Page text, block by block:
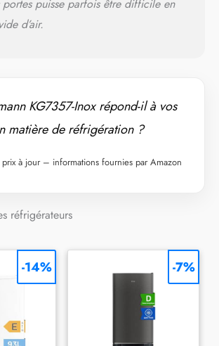
portes puisse parfois être difficile en
d’air.
KG7357-Inox répond-il à vos
matière de réfrigération ?
à jour – informations fournies par Amazon
réfrigérateurs
-14% -7%